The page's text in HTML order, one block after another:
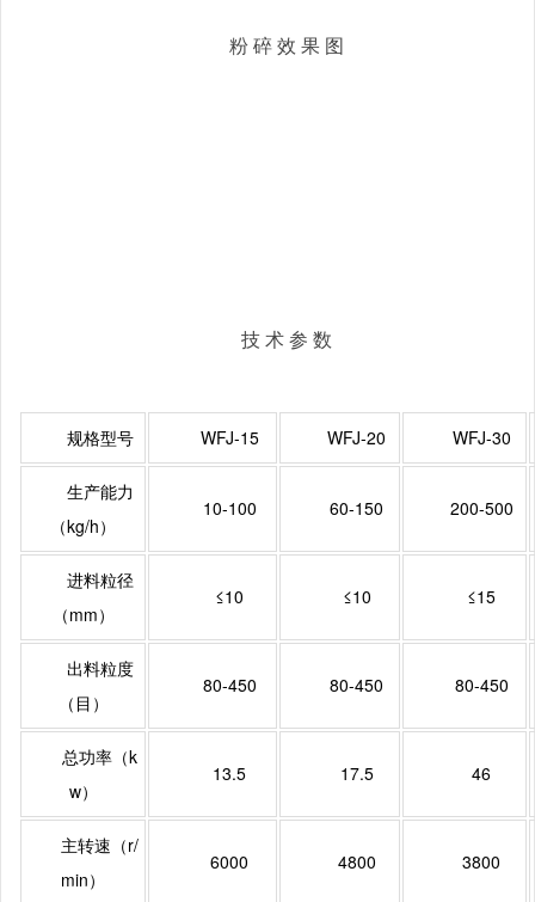
粉 碎 效 果 图
技 术 参 数
规格型号 WFJ-15 WFJ-20 WFJ-30
生产能力
（kg/h）
10-100 60-150 200-500
进料粒径
（mm）
≤10 ≤10 ≤15
出料粒度
（目）
80-450 80-450 80-450
总功率（k
w）
13.5 17.5 46
主转速（r/
min）
6000 4800 3800